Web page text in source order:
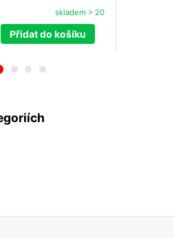
skladem > 20
Přidat do košíku